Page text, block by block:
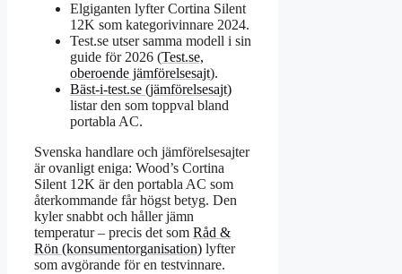
Elgiganten lyfter Cortina Silent
12K som kategorivinnare 2024.
Test.se utser samma modell i sin
guide för 2026 (Test.se,
oberoende jämförelsesajt).
Bäst-i-test.se (jämförelsesajt)
listar den som toppval bland
portabla AC.
Svenska handlare och jämförelsesajter
är ovanligt eniga: Wood’s Cortina
Silent 12K är den portabla AC som
återkommande får högst betyg. Den
kyler snabbt och håller jämn
temperatur – precis det som Råd &
Rön (konsumentorganisation) lyfter
som avgörande för en testvinnare.